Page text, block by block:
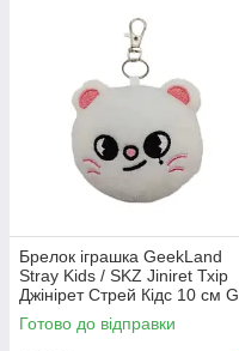
Брелок іграшка GeekLand
Stray Kids / SKZ Jiniret Тхір
Джінірет Стрей Кідс 10 см G
SKZ J08
Готово до відправки